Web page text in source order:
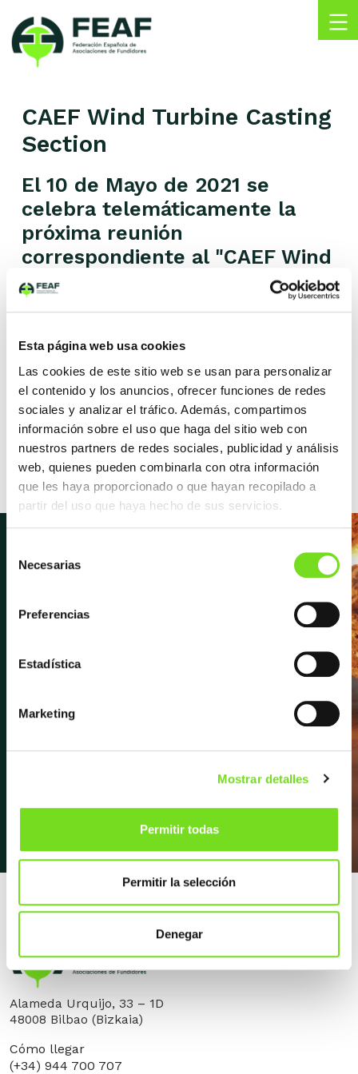
Esta página web usa cookies
Las cookies de este sitio web se usan para personalizar
el contenido y los anuncios, ofrecer funciones de redes
sociales y analizar el tráfico. Además, compartimos
información sobre el uso que haga del sitio web con
nuestros partners de redes sociales, publicidad y análisis
web, quienes pueden combinarla con otra información
que les haya proporcionado o que hayan recopilado a
partir del uso que haya hecho de sus servicios.
Necesarias
Preferencias
Estadística
Marketing
Mostrar detalles
Permitir todas
Permitir la selección
Denegar
content
de
Asociaciones
de
CAEF Wind Turbine Casting
Section
El 10 de Mayo de 2021 se
celebra telemáticamente la
próxima reunión
correspondiente al "CAEF Wind
Turbine Casting Section".
10 mayo 2021
Descripción
Celebración de la próxima reunión
correspondiente al «CAEF Wind Turbine
Casting Section» (telemática).
Newsletter
Suscríbete para recibir las últimas
novedades y noticias sobre FEAF,
mucho más.
Apúntate a la newsletter
Alameda Urquijo, 33 – 1D
48008 Bilbao (Bizkaia)
Cómo llegar
(+34) 944 700 707